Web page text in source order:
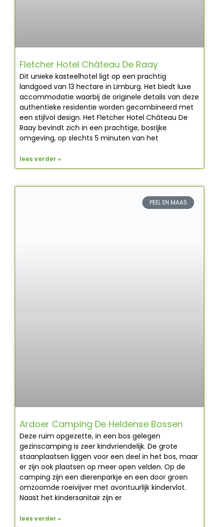
Fletcher Hotel Château De Raay
Dit unieke kasteelhotel ligt op een prachtig
landgoed van 13 hectare in Limburg. Het biedt luxe
accommodatie waarbij de originele details van deze
authentieke residentie worden gecombineerd met
een stijlvol design. Het Fletcher Hotel Château De
Raay bevindt zich in een prachtige, bosrijke
omgeving, op slechts 5 minuten van het
lees verder »
PEEL EN MAAS
Ardoer Camping De Heldense Bossen
Deze ruim opgezette, in een bos gelegen
gezinscamping is zeer kindvriendelijk. De grote
staanplaatsen liggen voor een deel in het bos, maar
er zijn ook plaatsen op meer open velden. Op de
camping zijn een dierenparkje en een door groen
omzoomde roeivijver met avontuurlijk kindervlot.
Naast het kindersanitair zijn er
lees verder »